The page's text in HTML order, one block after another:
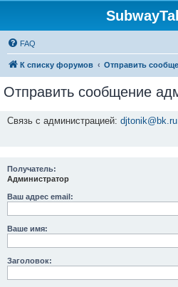
FAQ
К списку форумов Отправить
Отправить сообщение
Связь с администрацией: djtonik@bk.ru
Получатель:
Администратор
Ваш адрес email:
Ваше имя:
Заголовок: